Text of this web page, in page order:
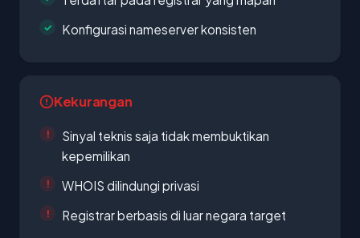
Konfigurasi nameserver konsisten
Kekurangan
Sinyal teknis saja tidak membuktikan
kepemilikan
WHOIS dilindungi privasi
Registrar berbasis di luar negara target